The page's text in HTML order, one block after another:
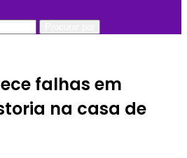
falhas em
na casa de